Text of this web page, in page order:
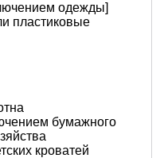
одежды]
пластиковые
бумажного
кроватей